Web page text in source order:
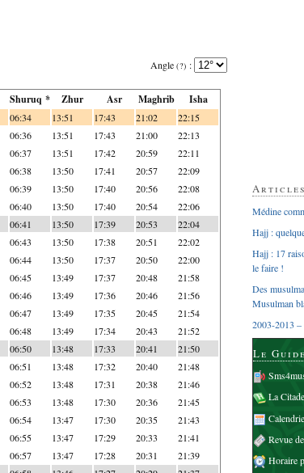
Angle (?) :
Shuruq * Zhur Asr Maghrib Isha
06:34 13:51 17:43 21:02 22:15
06:36 13:51 17:43 21:00 22:13
06:37 13:51 17:42 20:59 22:11
06:38 13:50 17:41 20:57 22:09
06:39 13:50 17:40 20:56 22:08
06:40 13:50 17:40 20:54 22:06
06:41 13:50 17:39 20:53 22:04
06:43 13:50 17:38 20:51 22:02
06:44 13:50 17:37 20:50 22:00
06:45 13:49 17:37 20:48 21:58
06:46 13:49 17:36 20:46 21:56
06:47 13:49 17:35 20:45 21:54
06:48 13:49 17:34 20:43 21:52
06:50 13:48 17:33 20:41 21:50
06:51 13:48 17:32 20:40 21:48
06:52 13:48 17:31 20:38 21:46
06:53 13:48 17:30 20:36 21:45
06:54 13:47 17:30 20:35 21:43
06:55 13:47 17:29 20:33 21:41
06:57 13:47 17:28 20:31 21:39
Médine
Hajj :
Hajj : 17
le faire !
Des
Musulman
2003-2013 –
Le
La
Revue
Horaire